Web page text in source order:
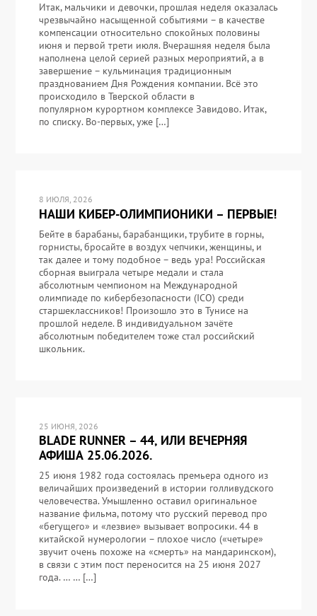
Итак, мальчики и девочки, прошлая неделя оказалась
чрезвычайно насыщенной событиями – в качестве
компенсации относительно спокойных половины
июня и первой трети июля. Вчерашняя неделя была
наполнена целой серией разных мероприятий, а в
завершение – кульминация традиционным
празднованием Дня Рождения компании. Всё это
происходило в Тверской области в
популярном курортном комплексе Завидово. Итак,
по списку. Во-первых, уже […]
8 ИЮЛЯ, 2026
НАШИ КИБЕР-ОЛИМПИОНИКИ – ПЕРВЫЕ!
Бейте в барабаны, барабанщики, трубите в горны,
горнисты, бросайте в воздух чепчики, женщины, и
так далее и тому подобное – ведь ура! Российская
сборная выиграла четыре медали и стала
абсолютным чемпионом на Международной
олимпиаде по кибербезопасности (ICO) среди
старшеклассников! Произошло это в Тунисе на
прошлой неделе. В индивидуальном зачёте
абсолютным победителем тоже стал российский
школьник.
25 ИЮНЯ, 2026
BLADE RUNNER – 44, ИЛИ ВЕЧЕРНЯЯ
АФИША 25.06.2026.
25 июня 1982 года состоялась премьера одного из
величайших произведений в истории голливудского
человечества. Умышленно оставил оригинальное
название фильма, потому что русский перевод про
«бегущего» и «лезвие» вызывает вопросики. 44 в
китайской нумерологии – плохое число («четыре»
звучит очень похоже на «смерть» на мандаринском),
в связи с этим пост переносится на 25 июня 2027
года. … … […]